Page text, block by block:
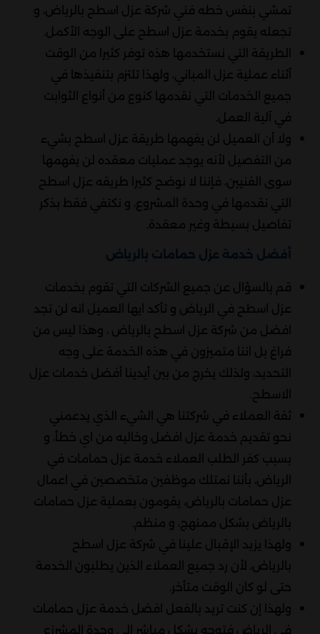
تمشي بنفس خطه فني شركة عزل اسطح بالرياض، و
تجعله يقوم بخدمة عزل اسطح على الوجه الأكمل.
الطريقة التي نستخدمها هذه توفر كثيرا من الوقت
أثناء عملية عزل المباني، ولهذا تلتزم بتنفيذها في
جميع الخدمات التي نقدمها كنوع من أنواع الثوابت
في آلية العمل.
ولا أن العميل لن يفهمها طريقة عزل اسطح بشيء
من التفصيل لأنه يوجد عمليات معقده لن يفهمها
سوى الفنيين، فإننا لا نوضح كثيرا طريقه عزل اسطح
التي نقدمها في وحدة المشروع، و نكتفي فقط بذكر
تفاصيل بسيطة وغير معقدة.
أفضل خدمة عزل حمامات بالرياض
‏قم بالسؤال عن جميع الشركات التي تقوم بخدمات
عزل اسطح في الرياض و تأكد ايها العميل انه لن تجد
افضل من شركة عزل اسطح بالرياض ، وهذا ليس من
فراغ بل اننا متميزون في هذه الخدمة على وجه
التحديد، ولذلك يخرج من بين أيدينا أفضل خدمات عزل
الاسطح.
ثقة العملاء في شركتنا هي الشيء الذي يدعمني
نحو تقديم خدمة عزل افضل وخاليه من اي خطأ، و
بسبب كفر الطلب العملاء خدمة عزل حمامات في
الرياض، بأننا نمتلك موظفين متخصصين في اعمال
عزل حمامات بالرياض، يقومون بعملية عزل حمامات
بالرياض بشكل ممنهج، و منظم.
ولهذا يزيد الإقبال علينا في شركة عزل اسطح
بالرياض، لأن رد جميع العملاء الذين يطلبون الخدمة
حتى لو كان الوقت متأخر.
ولهذا إن كنت تريد بالفعل افضل خدمة عزل حمامات
في الرياض فتوجه بشكل مباشر إلى وحدة المشرزع